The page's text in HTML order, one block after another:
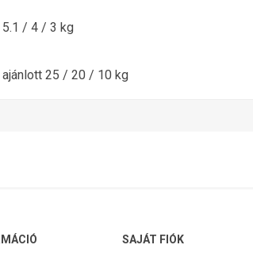
5.1 / 4 / 3 kg
ajánlott 25 / 20 / 10 kg
SAJÁT FIÓK